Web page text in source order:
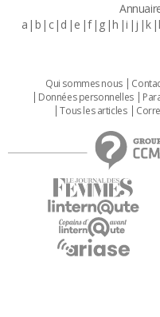
a b c d e f g h i j k l
Qui sommes nous
Données personnelles
Tous les articles